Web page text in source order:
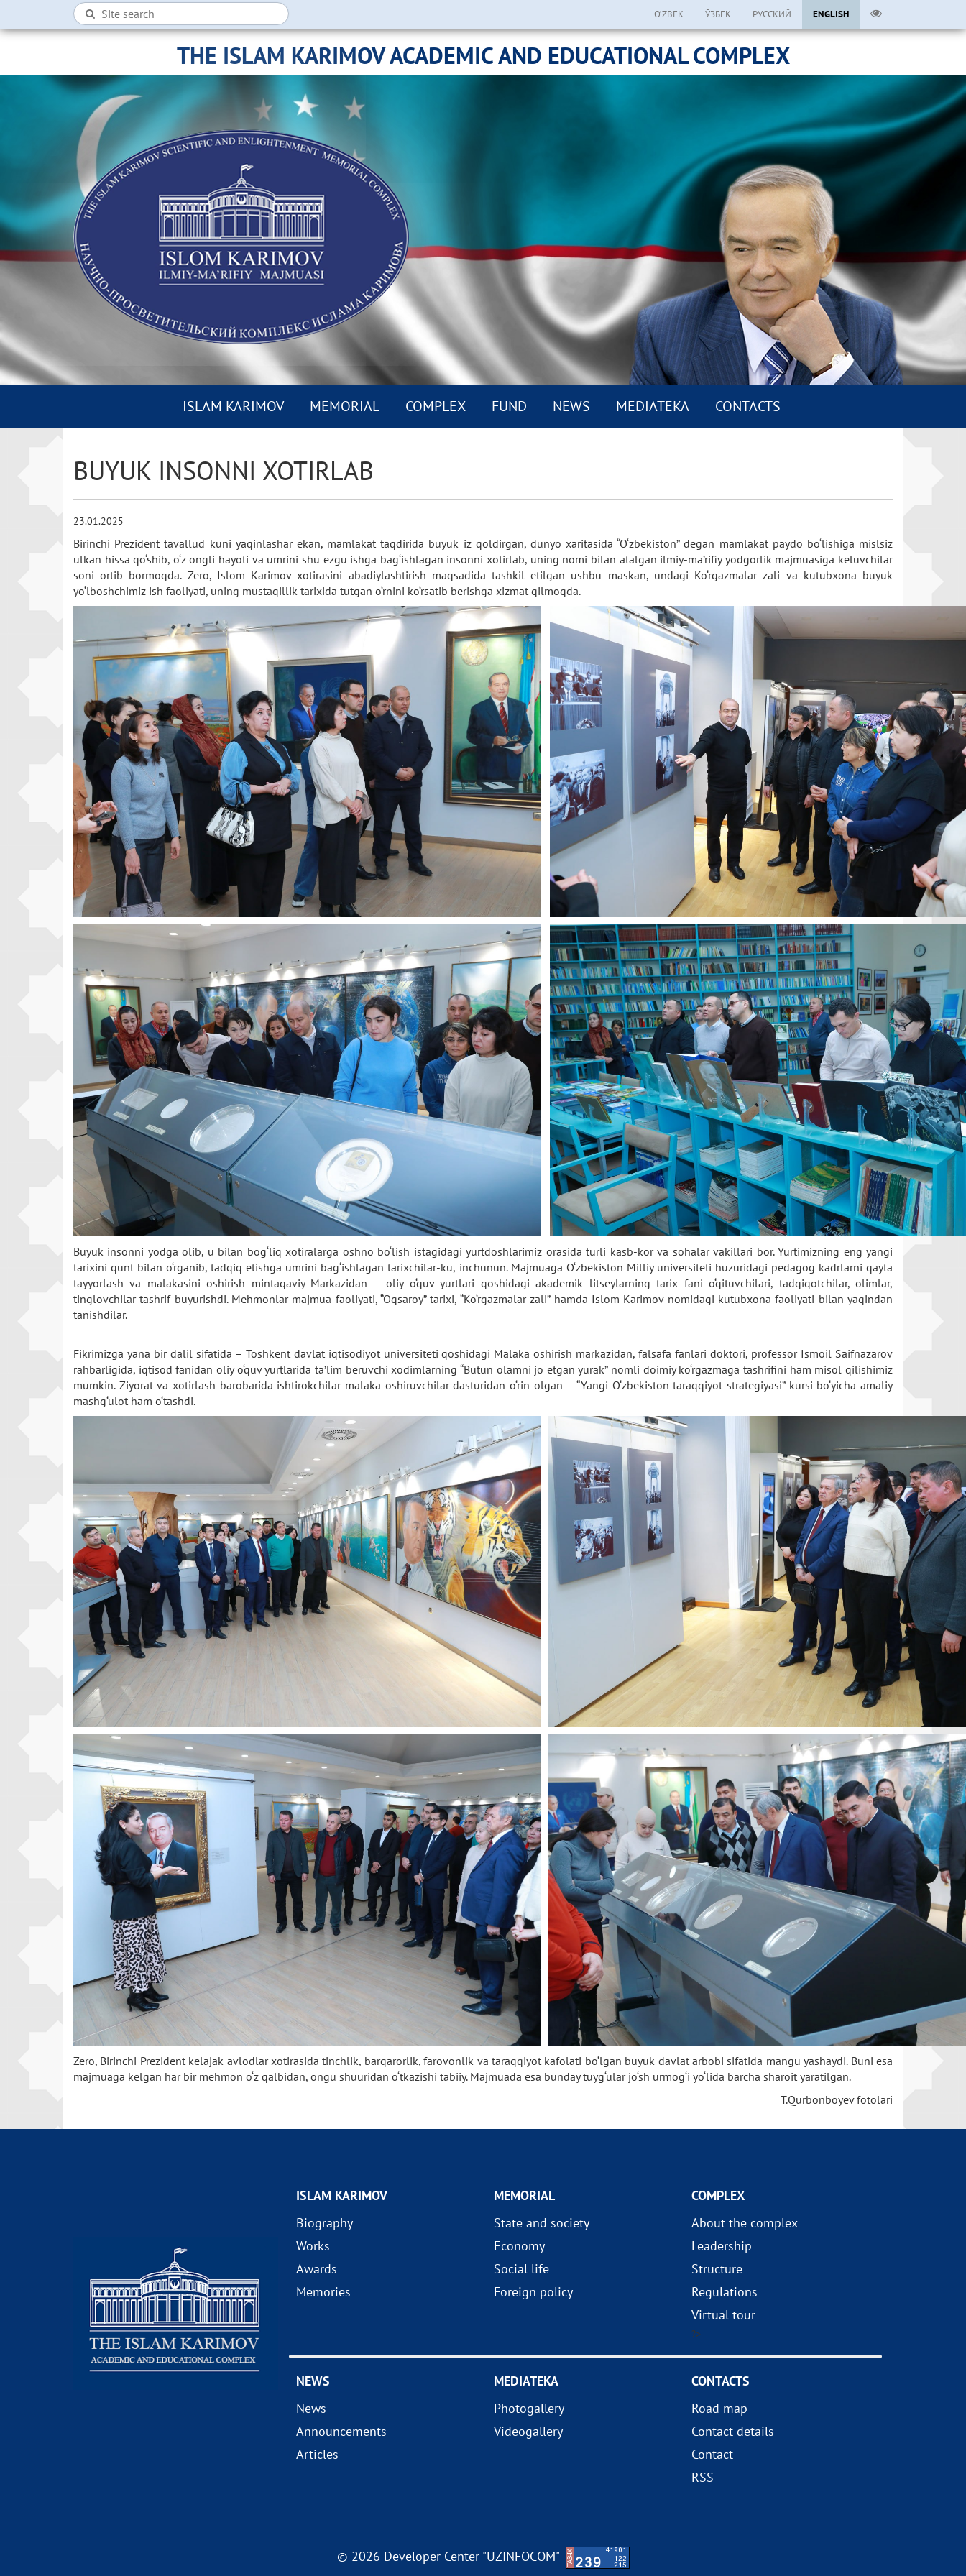
O’ZBEK ЎЗБЕК РУССКИЙ ENGLISH
THE ISLAM KARIMOV ACADEMIC AND EDUCATIONAL COMPLEX
ISLAM KARIMOV MEMORIAL COMPLEX FUND NEWS MEDIATEKA CONTACTS
BUYUK INSONNI XOTIRLAB
23.01.2025
Birinchi Prezident tavallud kuni yaqinlashar ekan, mamlakat taqdirida buyuk iz qoldirgan, dunyo xaritasida “O‘zbekiston” degan mamlakat paydo bo‘lishiga mislsiz
ulkan hissa qo‘shib, o‘z ongli hayoti va umrini shu ezgu ishga bag‘ishlagan insonni xotirlab, uning nomi bilan atalgan ilmiy-ma’rifiy yodgorlik majmuasiga keluvchilar
soni ortib bormoqda. Zero, Islom Karimov xotirasini abadiylashtirish maqsadida tashkil etilgan ushbu maskan, undagi Ko‘rgazmalar zali va kutubxona buyuk
yo‘lboshchimiz ish faoliyati, uning mustaqillik tarixida tutgan o‘rnini ko‘rsatib berishga xizmat qilmoqda.
Buyuk insonni yodga olib, u bilan bog‘liq xotiralarga oshno bo‘lish istagidagi yurtdoshlarimiz orasida turli kasb-kor va sohalar vakillari bor. Yurtimizning eng yangi
tarixini qunt bilan o‘rganib, tadqiq etishga umrini bag‘ishlagan tarixchilar-ku, inchunun. Majmuaga O‘zbekiston Milliy universiteti huzuridagi pedagog kadrlarni qayta
tayyorlash va malakasini oshirish mintaqaviy Markazidan – oliy o‘quv yurtlari qoshidagi akademik litseylarning tarix fani o‘qituvchilari, tadqiqotchilar, olimlar,
tinglovchilar tashrif buyurishdi. Mehmonlar majmua faoliyati, “Oqsaroy” tarixi, “Ko‘rgazmalar zali” hamda Islom Karimov nomidagi kutubxona faoliyati bilan yaqindan
tanishdilar.
Fikrimizga yana bir dalil sifatida – Toshkent davlat iqtisodiyot universiteti qoshidagi Malaka oshirish markazidan, falsafa fanlari doktori, professor Ismoil Saifnazarov
rahbarligida, iqtisod fanidan oliy o‘quv yurtlarida ta’lim beruvchi xodimlarning “Butun olamni jo etgan yurak” nomli doimiy ko‘rgazmaga tashrifini ham misol qilishimiz
mumkin. Ziyorat va xotirlash barobarida ishtirokchilar malaka oshiruvchilar dasturidan o‘rin olgan – “Yangi O‘zbekiston taraqqiyot strategiyasi” kursi bo‘yicha amaliy
mashg‘ulot ham o‘tashdi.
Zero, Birinchi Prezident kelajak avlodlar xotirasida tinchlik, barqarorlik, farovonlik va taraqqiyot kafolati bo‘lgan buyuk davlat arbobi sifatida mangu yashaydi. Buni esa
majmuaga kelgan har bir mehmon o‘z qalbidan, ongu shuuridan o‘tkazishi tabiiy. Majmuada esa bunday tuyg‘ular jo‘sh urmog‘i yo‘lida barcha sharoit yaratilgan.
T.Qurbonboyev fotolari
ISLAM KARIMOV
Biography
Works
Awards
Memories
MEMORIAL
State and society
Economy
Social life
Foreign policy
COMPLEX
About the complex
Leadership
Structure
Regulations
Virtual tour
?>
NEWS
News
Announcements
Articles
MEDIATEKA
Photogallery
Videogallery
CONTACTS
Road map
Contact details
Contact
RSS
© 2026 Developer Center "UZINFOCOM"